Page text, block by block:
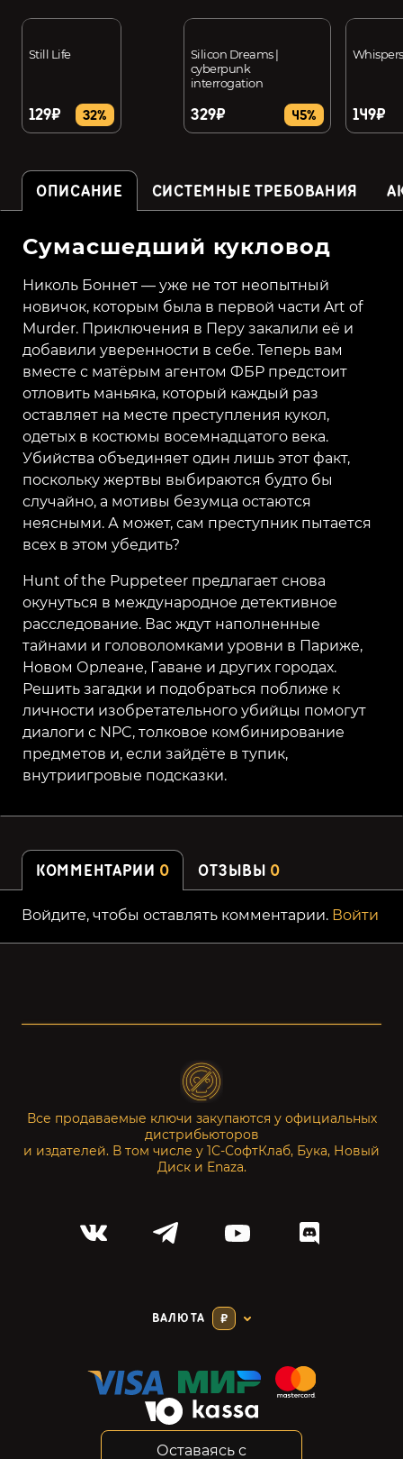
Still Life
129₽ 32%
Silicon Dreams |
cyberpunk
interrogation
329₽ 45% 149₽
ОПИСАНИЕ СИСТЕМНЫЕ ТРЕБОВАНИЯ
Сумасшедший кукловод
Николь Боннет — уже не тот неопытный
новичок, которым была в первой части Art of
Murder. Приключения в Перу закалили её и
добавили уверенности в себе. Теперь вам
вместе с матёрым агентом ФБР предстоит
отловить маньяка, который каждый раз
оставляет на месте преступления кукол,
одетых в костюмы восемнадцатого века.
Убийства объединяет один лишь этот факт,
поскольку жертвы выбираются будто бы
случайно, а мотивы безумца остаются
неясными. А может, сам преступник пытается
всех в этом убедить?
Hunt of the Puppeteer предлагает снова
окунуться в международное детективное
расследование. Вас ждут наполненные
тайнами и головоломками уровни в Париже,
Новом Орлеане, Гаване и других городах.
Решить загадки и подобраться поближе к
личности изобретательного убийцы помогут
диалоги с NPC, толковое комбинирование
предметов и, если зайдёте в тупик,
внутриигровые подсказки.
КОММЕНТАРИИ 0 ОТЗЫВЫ 0
Войдите, чтобы оставлять комментарии. Войти
Все продаваемые ключи закупаются у официальных
дистрибьюторов
и издателей. В том числе у 1С-СофтКлаб, Бука, Новый
Диск и Enaza.
ВАЛЮТА ₽
Оставаясь с